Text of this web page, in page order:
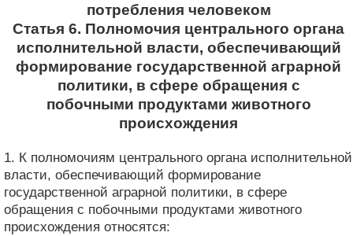
потребления человеком
Статья 6. Полномочия центрального органа
исполнительной власти, обеспечивающий
формирование государственной аграрной
политики, в сфере обращения с
побочными продуктами животного
происхождения
1. К полномочиям центрального органа исполнительной
власти, обеспечивающий формирование
государственной аграрной политики, в сфере
обращения с побочными продуктами животного
происхождения относятся: